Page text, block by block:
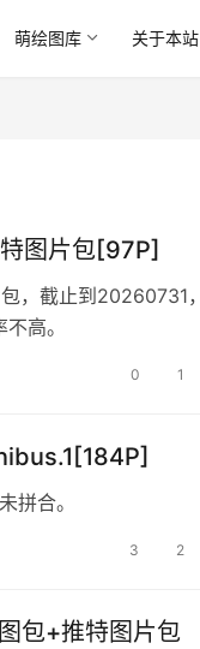
萌绘图库 关于本站
图片包[97P]
，截止到20260731
高。
0 1
拼合。
3 2
包+推特图片包